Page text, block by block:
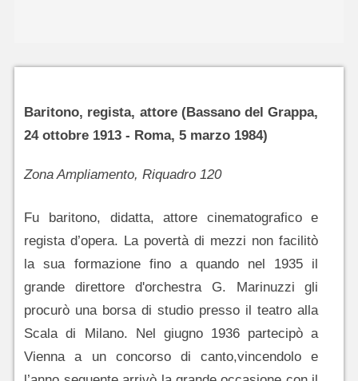
Baritono, regista, attore (Bassano del Grappa,
24 ottobre 1913 - Roma, 5 marzo 1984)
Zona Ampliamento, Riquadro 120
Fu baritono, didatta, attore cinematografico e
regista d’opera. La povertà di mezzi non facilitò
la sua formazione fino a quando nel 1935 il
grande direttore d'orchestra G. Marinuzzi gli
procurò una borsa di studio presso il teatro alla
Scala di Milano. Nel giugno 1936 partecipò a
Vienna a un concorso di canto,vincendolo e